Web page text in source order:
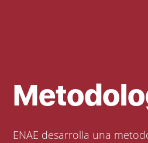
ENAE desarrolla una